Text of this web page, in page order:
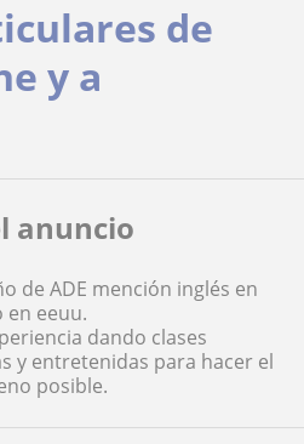
de
y a
anuncio
de ADE mención inglés en
en eeuu.
dando clases
y entretenidas para hacer el
posible.